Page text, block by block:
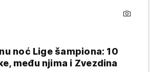
noć Lige šampiona: 10
među njima i Zvezdina